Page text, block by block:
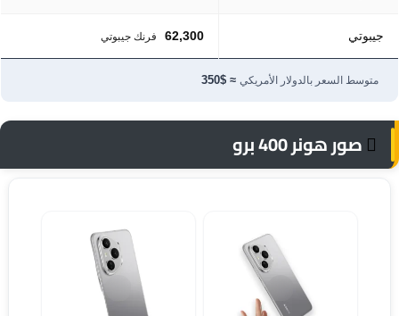
جيبوتي 62,300 فرنك جيبوتي
متوسط السعر بالدولار الأمريكي ≈ $350
صور هونر 400 برو